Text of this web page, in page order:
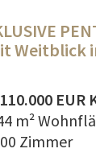
Weitblick
EUR
m²
Zimmer